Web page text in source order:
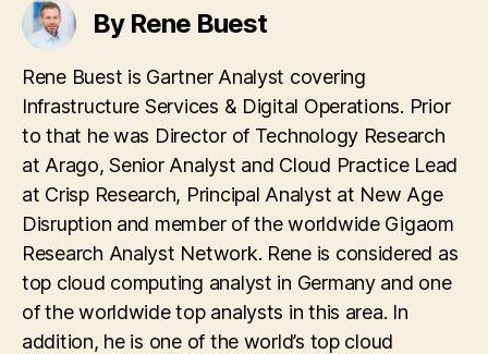
By Rene Buest
Rene Buest is Gartner Analyst covering
Infrastructure Services & Digital Operations. Prior
to that he was Director of Technology Research
at Arago, Senior Analyst and Cloud Practice Lead
at Crisp Research, Principal Analyst at New Age
Disruption and member of the worldwide Gigaom
Research Analyst Network. Rene is considered as
top cloud computing analyst in Germany and one
of the worldwide top analysts in this area. In
addition, he is one of the world’s top cloud